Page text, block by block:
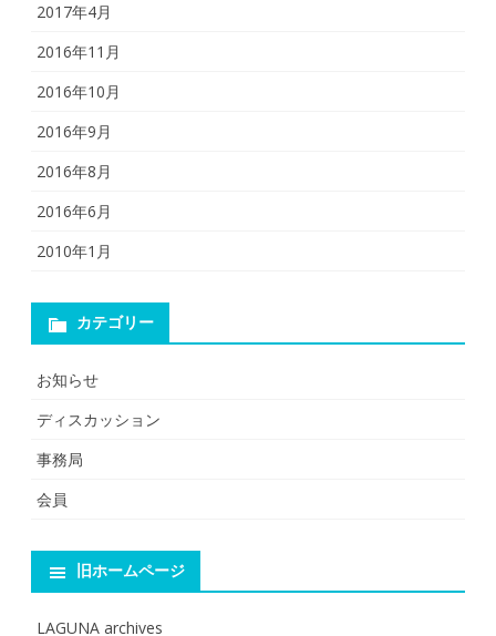
2017年4月
2016年11月
2016年10月
2016年9月
2016年8月
2016年6月
2010年1月
カテゴリー
お知らせ
ディスカッション
事務局
会員
旧ホームページ
LAGUNA archives